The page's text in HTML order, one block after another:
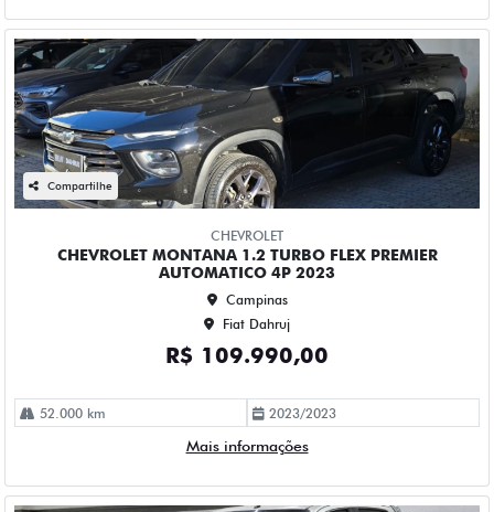
Campinas
Fiat Dahruj
R$ 109.990,00
52.000 km 2023/2023
Mais informações
CHEVROLET S10 2.5 LT 4X2 CD 16V FLEX 4P AUTOMATICO
Campinas